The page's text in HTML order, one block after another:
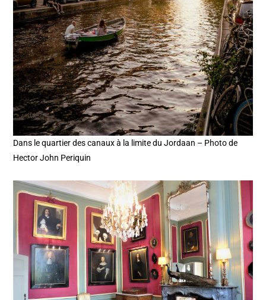
Dans le quartier des canaux à la limite du Jordaan – Photo de
Hector John Periquin